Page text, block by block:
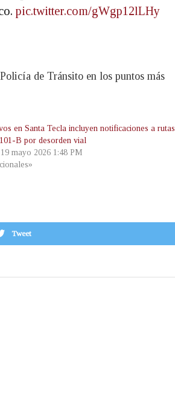
pic.twitter.com/gWgp12lLHy
de Tránsito en los puntos más
en Santa Tecla incluyen notificaciones a rutas
B por desorden vial
mayo 2026 1:48 PM
Tweet